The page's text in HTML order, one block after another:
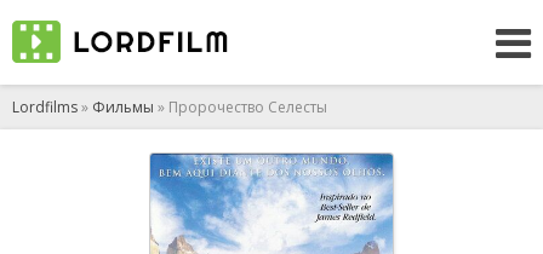
Lordfilms» Фильмы » Пророчество Селесты